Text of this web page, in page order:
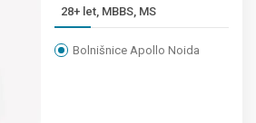
28+ let, MBBS, MS
Bolnišnice Apollo Noida